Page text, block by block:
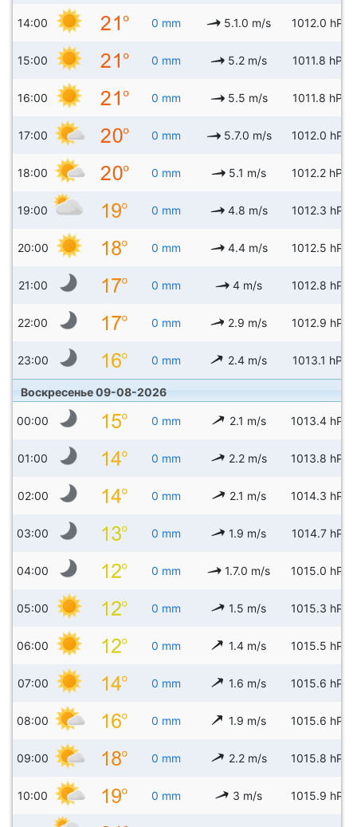
14:00 0 mm 5.1.0 m/s 1012.0 hPa
15:00 0 mm 5.2 m/s 1011.8 hPa
16:00 0 mm 5.5 m/s 1011.8 hPa
17:00 0 mm 5.7.0 m/s 1012.0 hPa
18:00 0 mm 5.1 m/s 1012.2 hPa
19:00 0 mm 4.8 m/s 1012.3 hPa
20:00 0 mm 4.4 m/s 1012.5 hPa
21:00 0 mm 4 m/s 1012.8 hPa
22:00 0 mm 2.9 m/s 1012.9 hPa
23:00 0 mm 2.4 m/s 1013.1 hPa
Воскресенье 09-08-2026
00:00 0 mm 2.1 m/s 1013.4 hPa
01:00 0 mm 2.2 m/s 1013.8 hPa
02:00 0 mm 2.1 m/s 1014.3 hPa
03:00 0 mm 1.9 m/s 1014.7 hPa
04:00 0 mm 1.7.0 m/s 1015.0 hPa
05:00 0 mm 1.5 m/s 1015.3 hPa
06:00 0 mm 1.4 m/s 1015.5 hPa
07:00 0 mm 1.6 m/s 1015.6 hPa
08:00 0 mm 1.9 m/s 1015.6 hPa
09:00 0 mm 2.2 m/s 1015.8 hPa
10:00 0 mm 3 m/s 1015.9 hPa